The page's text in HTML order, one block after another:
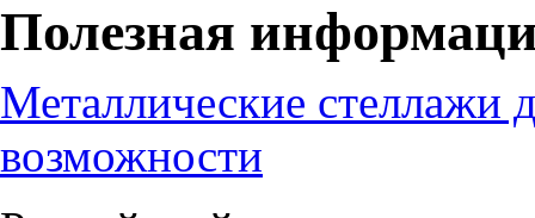
Полезная
Металлические стеллажи
возможности